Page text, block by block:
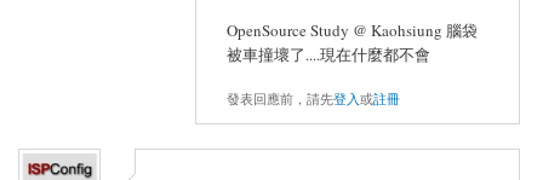
OpenSource Study @ Kaohsiung 腦袋
被車撞壞了....現在什麼都不會
發表回應前，請先登入或註冊